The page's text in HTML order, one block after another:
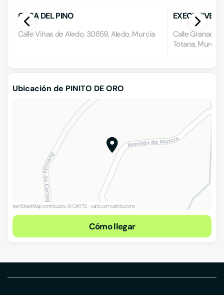
CASA DEL PINO
Calle Viñas de Aledo, 30859, Aledo, Murcia
EXECUTIVE
Calle Granado
Totana, Murcia
Ubicación de PINITO DE ORO
Cómo llegar